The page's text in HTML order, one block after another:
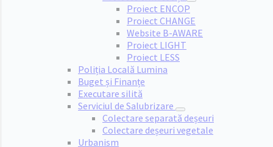
Proiect ENCOP
Proiect CHANGE
Website B-AWARE
Proiect LIGHT
Proiect LESS
Poliția Locală Lumina
Buget și Finanțe
Executare silită
Serviciul de Salubrizare
Colectare separată deșeuri
Colectare deșeuri vegetale
Urbanism